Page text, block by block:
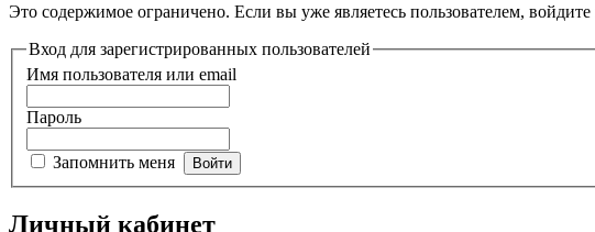
Это содержимое ограничено. Если вы уже являетесь пользователем, войдите
Вход для зарегистрированных пользователей
Имя пользователя или email
Пароль
Запомнить меня
Личный кабинет